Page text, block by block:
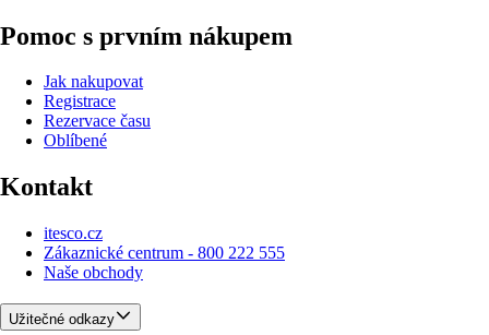
Pomoc s prvním nákupem
Jak nakupovat
Registrace
Rezervace času
Oblíbené
Kontakt
itesco.cz
Zákaznické centrum - 800 222 555
Naše obchody
Užitečné odkazy